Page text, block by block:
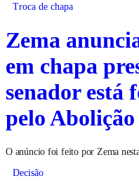
Troca de chapa
Zema
em chapa
senador está
pelo Abolição
O anúncio foi feito por Zema
Decisão